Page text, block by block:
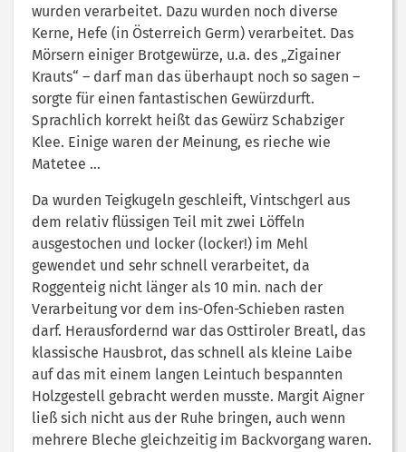
wurden verarbeitet. Dazu wurden noch diverse
Kerne, Hefe (in Österreich Germ) verarbeitet. Das
Mörsern einiger Brotgewürze, u.a. des „Zigainer
Krauts“ – darf man das überhaupt noch so sagen –
sorgte für einen fantastischen Gewürzdurft.
Sprachlich korrekt heißt das Gewürz Schabziger
Klee. Einige waren der Meinung, es rieche wie
Matetee …
Da wurden Teigkugeln geschleift, Vintschgerl aus
dem relativ flüssigen Teil mit zwei Löffeln
ausgestochen und locker (locker!) im Mehl
gewendet und sehr schnell verarbeitet, da
Roggenteig nicht länger als 10 min. nach der
Verarbeitung vor dem ins-Ofen-Schieben rasten
darf. Herausfordernd war das Osttiroler Breatl, das
klassische Hausbrot, das schnell als kleine Laibe
auf das mit einem langen Leintuch bespannten
Holzgestell gebracht werden musste. Margit Aigner
ließ sich nicht aus der Ruhe bringen, auch wenn
mehrere Bleche gleichzeitig im Backvorgang waren.